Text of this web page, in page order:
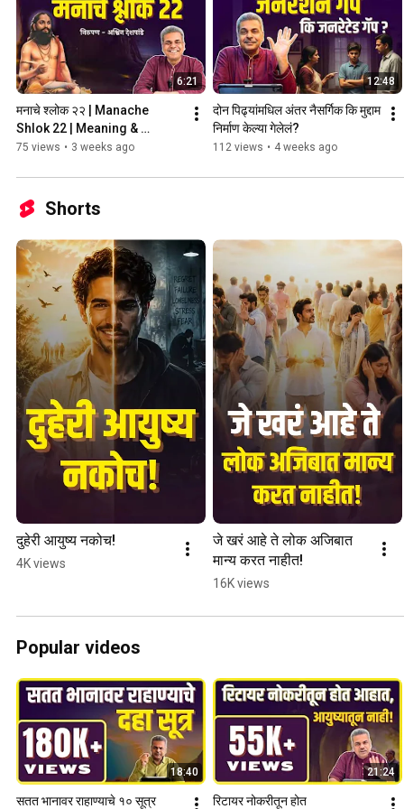
6:21
मनाचे श्लोक २२ | Manache
Shlok 22 | Meaning &
Explanation by Ashvin
75 views • 3 weeks ago
12:48
दोन पिढ्यांमधिल अंतर नैसर्गिक कि मुद्दाम
112 views • 4 weeks ago
Shorts
दुहेरी आयुष्य नकोच!
4K views
जे खरं आहे ते लोक अजिबात
मान्य करत नाहीत!
16K views
Popular videos
18:40
सतत भानावर राहाण्याचे १० सूत्र
21:24
रिटायर नोकरीतून होत